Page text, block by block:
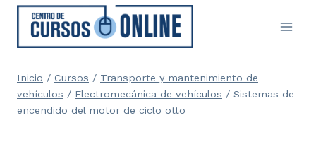
Saltar
contenido
Inicio / Cursos / Transporte y mantenimiento de
vehículos / Electromecánica de vehículos / Sistemas de
encendido del motor de ciclo otto